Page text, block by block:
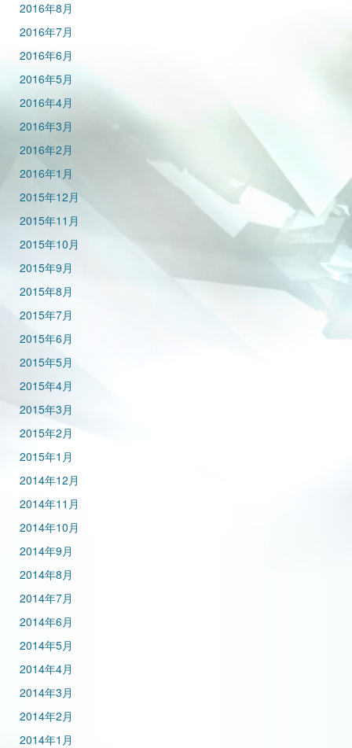
2016年8月
2016年7月
2016年6月
2016年5月
2016年4月
2016年3月
2016年2月
2016年1月
2015年12月
2015年11月
2015年10月
2015年9月
2015年8月
2015年7月
2015年6月
2015年5月
2015年4月
2015年3月
2015年2月
2015年1月
2014年12月
2014年11月
2014年10月
2014年9月
2014年8月
2014年7月
2014年6月
2014年5月
2014年4月
2014年3月
2014年2月
2014年1月